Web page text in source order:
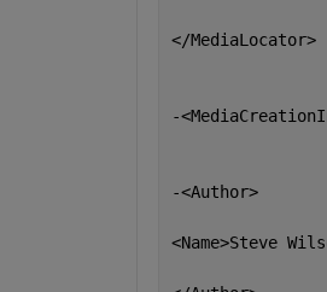
</MediaLocator>
-
-<Author>
<Name>Steve